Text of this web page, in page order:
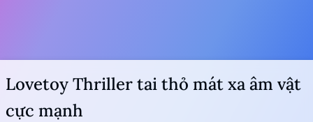
Lovetoy Thriller tai thỏ mát xa âm vật
cực mạnh